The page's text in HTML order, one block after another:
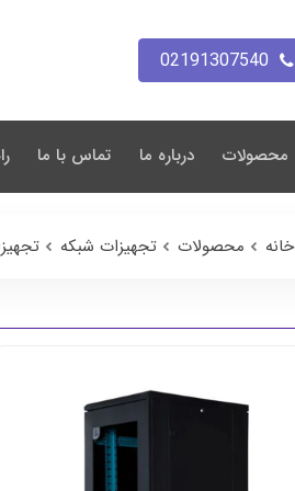
02191307540
محصولات درباره ما تماس با ما
خانه محصولات تجهیزات شبکه